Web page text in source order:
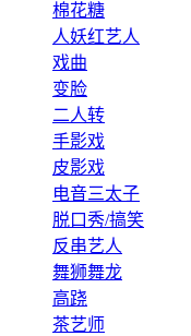
棉花糖
人妖红艺人
戏曲
变脸
二人转
手影戏
皮影戏
电音三太子
脱口秀/搞笑
反串艺人
舞狮舞龙
高跷
茶艺师